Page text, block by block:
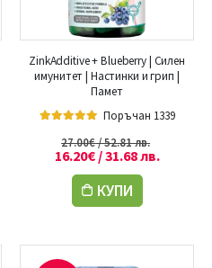
ZinkAdditive + Blueberry | Силен
имунитет | Настинки и грип |
Памет
Поръчан 1339
27.00€/ 52.81 лв.
16.20€/ 31.68 лв.
КУПИ